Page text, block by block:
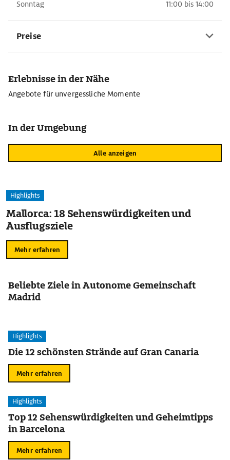
Sonntag 11:00 bis 14:00
Preise
Erlebnisse in der Nähe
Angebote für unvergessliche Momente
In der Umgebung
Alle anzeigen
Highlights
Mallorca: 18 Sehenswürdigkeiten und
Ausflugsziele
Mehr erfahren
Beliebte Ziele in Autonome Gemeinschaft
Madrid
Highlights
Die 12 schönsten Strände auf Gran Canaria
Mehr erfahren
Highlights
Top 12 Sehenswürdigkeiten und Geheimtipps
in Barcelona
Mehr erfahren